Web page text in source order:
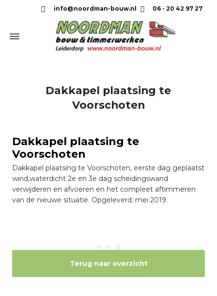
info@noordman-bouw.nl 06 - 20 42 97 27
Dakkapel plaatsing te
Voorschoten
Dakkapel plaatsing te
Voorschoten
Dakkapel plaatsing te Voorschoten, eerste dag geplaatst
wind,waterdicht 2e en 3e dag scheidingswand
verwijderen en afvoeren en het compleet aftimmeren
van de nieuwe situatie. Opgeleverd; mei 2019.
Terug naar overzicht